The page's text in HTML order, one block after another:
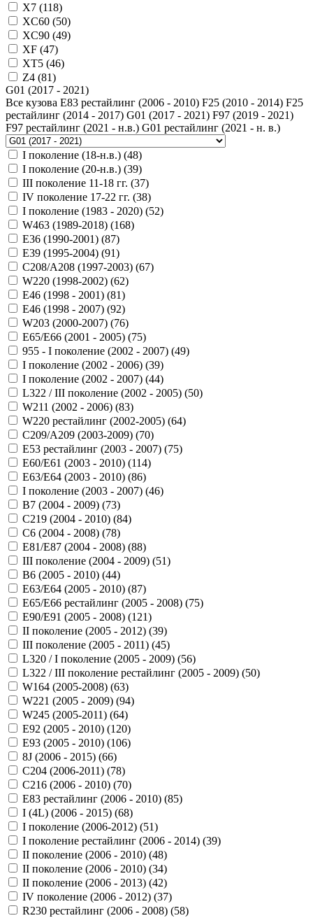
X7 (118)
XC60 (50)
XC90 (49)
XF (47)
XT5 (46)
Z4 (81)
G01 (2017 - 2021)
Все кузова E83 рестайлинг (2006 - 2010) F25 (2010 - 2014) F25
рестайлинг (2014 - 2017) G01 (2017 - 2021) F97 (2019 - 2021)
F97 рестайлинг (2021 - н.в.) G01 рестайлинг (2021 - н. в.)
I поколение (18-н.в.) (48)
I поколение (20-н.в.) (39)
III поколение 11-18 гг. (37)
IV поколение 17-22 гг. (38)
I поколение (1983 - 2020) (52)
W463 (1989-2018) (168)
E36 (1990-2001) (87)
E39 (1995-2004) (91)
C208/A208 (1997-2003) (67)
W220 (1998-2002) (62)
Е46 (1998 - 2001) (81)
Е46 (1998 - 2007) (92)
W203 (2000-2007) (76)
E65/E66 (2001 - 2005) (75)
955 - I поколение (2002 - 2007) (49)
I поколение (2002 - 2006) (39)
I поколение (2002 - 2007) (44)
L322 / III поколение (2002 - 2005) (50)
W211 (2002 - 2006) (83)
W220 рестайлинг (2002-2005) (64)
C209/A209 (2003-2009) (70)
E53 рестайлинг (2003 - 2007) (75)
E60/E61 (2003 - 2010) (114)
E63/E64 (2003 - 2010) (86)
I поколение (2003 - 2007) (46)
B7 (2004 - 2009) (73)
C219 (2004 - 2010) (84)
C6 (2004 - 2008) (78)
E81/E87 (2004 - 2008) (88)
III поколение (2004 - 2009) (51)
B6 (2005 - 2010) (44)
E63/E64 (2005 - 2010) (87)
E65/E66 рестайлинг (2005 - 2008) (75)
E90/E91 (2005 - 2008) (121)
II поколение (2005 - 2012) (39)
III поколение (2005 - 2011) (45)
L320 / I поколение (2005 - 2009) (56)
L322 / III поколение рестайлинг (2005 - 2009) (50)
W164 (2005-2008) (63)
W221 (2005 - 2009) (94)
W245 (2005-2011) (64)
Е92 (2005 - 2010) (120)
Е93 (2005 - 2010) (106)
8J (2006 - 2015) (66)
C204 (2006-2011) (78)
C216 (2006 - 2010) (70)
E83 рестайлинг (2006 - 2010) (85)
I (4L) (2006 - 2015) (68)
I поколение (2006-2012) (51)
I поколение рестайлинг (2006 - 2014) (39)
II поколение (2006 - 2010) (48)
II поколение (2006 - 2010) (34)
II поколение (2006 - 2013) (42)
IV поколение (2006 - 2012) (37)
R230 рестайлинг (2006 - 2008) (58)